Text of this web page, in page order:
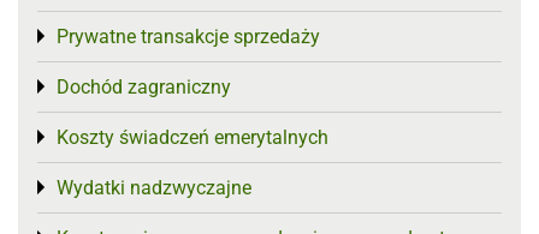
Prywatne transakcje sprzedaży
Toggle menu
Dochód zagraniczny
Toggle menu
Koszty świadczeń emerytalnych
Toggle menu
Wydatki nadzwyczajne
Toggle menu